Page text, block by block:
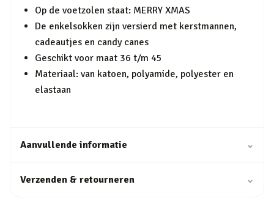
Op de voetzolen staat: MERRY XMAS
De enkelsokken zijn versierd met kerstmannen,
cadeautjes en candy canes
Geschikt voor maat 36 t/m 45
Materiaal: van katoen, polyamide, polyester en
elastaan
Aanvullende informatie ⌄
Verzenden & retourneren ⌄